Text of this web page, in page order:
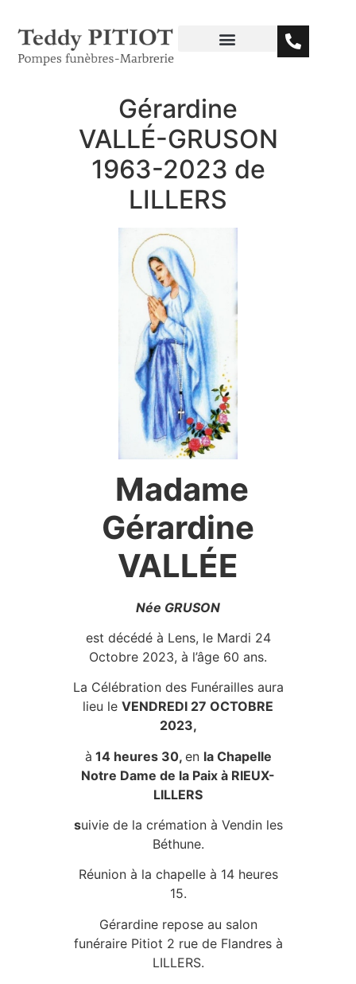
Gérardine
VALLÉ-GRUSON
1963-2023 de
LILLERS
Madame
Gérardine
VALLÉE
Née GRUSON
est décédé à Lens, le Mardi 24
Octobre 2023, à l’âge 60 ans.
La Célébration des Funérailles aura
lieu le VENDREDI 27 OCTOBRE
2023,
à 14 heures 30, en la Chapelle
Notre Dame de la Paix à RIEUX-
LILLERS
suivie de la crémation à Vendin les
Béthune.
Réunion à la chapelle à 14 heures
15.
Gérardine repose au salon
funéraire Pitiot 2 rue de Flandres à
LILLERS.